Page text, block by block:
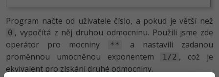
Program načte od uživatele číslo, a pokud je větší než
0 , vypočítá z něj druhou odmocninu. Použili jsme zde
operátor pro mocniny
**
a nastavili zadanou
proměnnou umocněnou exponentem
1/2 , což je
ekvivalent pro získání druhé odmocniny.